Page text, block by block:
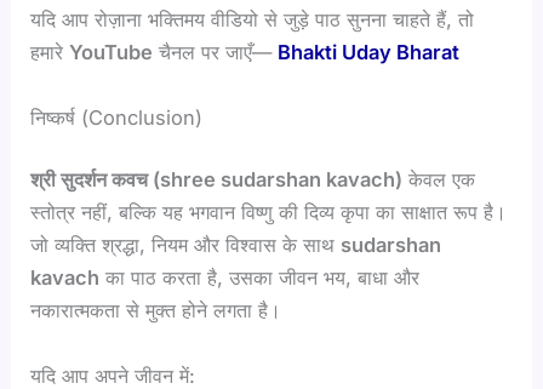
यदि आप रोज़ाना भक्तिमय वीडियो से जुड़े पाठ सुनना चाहते हैं, तो
हमारेYouTube चैनल पर जाएँ— Bhakti Uday Bharat
निष्कर्ष (Conclusion)
श्री सुदर्शन कवच (shree sudarshan kavach) केवल एक
स्तोत्र नहीं, बल्कि यह भगवान विष्णु की दिव्य कृपा का साक्षात रूप है।
जो व्यक्ति श्रद्धा, नियम और विश्वास के साथ sudarshan
kavach का पाठ करता है, उसका जीवन भय, बाधा और
नकारात्मकता से मुक्त होने लगता है।
यदि आप अपने जीवन में: